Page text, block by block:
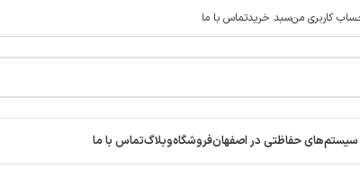
کاربری منسبد خریدتماس با ما
حفاظتی در اصفهانفروشگاهوبلاگتماس با ما
در صورت مشکل حتما با پشتیبانی فروشگاه تماس بگیرید